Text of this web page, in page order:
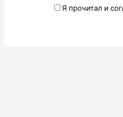
Я прочитал и